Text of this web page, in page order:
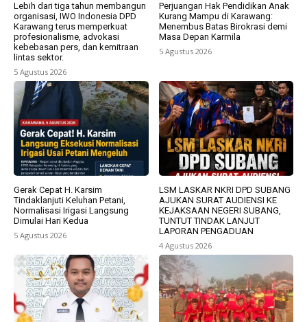
Lebih dari tiga tahun membangun
organisasi, IWO Indonesia DPD
Karawang terus memperkuat
profesionalisme, advokasi
kebebasan pers, dan kemitraan
lintas sektor.
5 Agustus 2026
Perjuangan Hak Pendidikan Anak
Kurang Mampu di Karawang:
Menembus Batas Birokrasi demi
Masa Depan Karmila
5 Agustus 2026
Gerak Cepat H. Karsim
Tindaklanjuti Keluhan Petani,
Normalisasi Irigasi Langsung
Dimulai Hari Kedua
5 Agustus 2026
LSM LASKAR NKRI DPD SUBANG
AJUKAN SURAT AUDIENSI KE
KEJAKSAAN NEGERI SUBANG,
TUNTUT TINDAK LANJUT
LAPORAN PENGADUAN
4 Agustus 2026